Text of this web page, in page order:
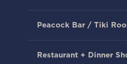
Peacock Bar / Tiki
Restaurant + Dinner